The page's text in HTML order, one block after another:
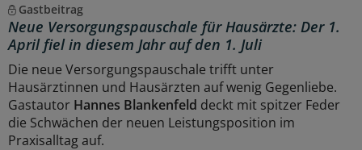
Gastbeitrag
Neue Versorgungspauschale für Hausärzte: Der 1.
April fiel in diesem Jahr auf den 1. Juli
Die neue Versorgungspauschale trifft unter
Hausärztinnen und Hausärzten auf wenig Gegenliebe.
Gastautor Hannes Blankenfeld deckt mit spitzer Feder
die Schwächen der neuen Leistungsposition im
Praxisalltag auf.